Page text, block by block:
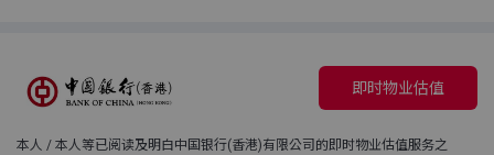
即时物业估值
本人 / 本人等已阅读及明白中国银行(香港)有限公司的即时物业估值服务之